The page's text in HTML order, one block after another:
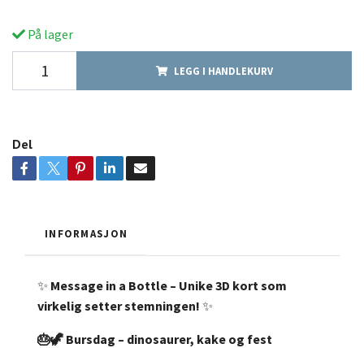
På lager
LEGG I HANDLEKURV
Del
INFORMASJON
✨ Message in a Bottle – Unike 3D kort som
virkelig setter stemningen! ✨
🎂🦖 Bursdag – dinosaurer, kake og fest